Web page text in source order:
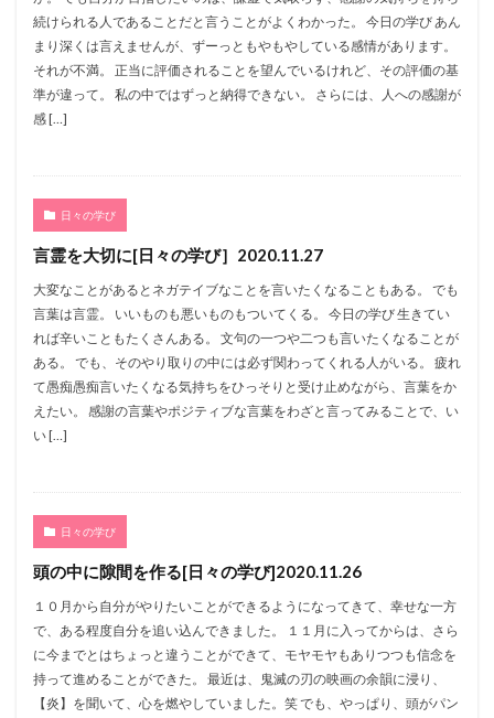
続けられる人であることだと言うことがよくわかった。 今日の学び あん
まり深くは言えませんが、ずーっともやもやしている感情があります。
それが不満。 正当に評価されることを望んでいるけれど、その評価の基
準が違って。 私の中ではずっと納得できない。 さらには、人への感謝が
感 […]
日々の学び
言霊を大切に[日々の学び］2020.11.27
大変なことがあるとネガテイブなことを言いたくなることもある。 でも
言葉は言霊。 いいものも悪いものもついてくる。 今日の学び 生きてい
れば辛いこともたくさんある。 文句の一つや二つも言いたくなることが
ある。 でも、そのやり取りの中には必ず関わってくれる人がいる。 疲れ
て愚痴愚痴言いたくなる気持ちをひっそりと受け止めながら、言葉をか
えたい。 感謝の言葉やポジティブな言葉をわざと言ってみることで、い
い […]
日々の学び
頭の中に隙間を作る[日々の学び]2020.11.26
１０月から自分がやりたいことができるようになってきて、幸せな一方
で、ある程度自分を追い込んできました。 １１月に入ってからは、さら
に今までとはちょっと違うことができて、モヤモヤもありつつも信念を
持って進めることができた。 最近は、鬼滅の刃の映画の余韻に浸り、
【炎】を聞いて、心を燃やしていました。笑 でも、やっぱり、頭がパン